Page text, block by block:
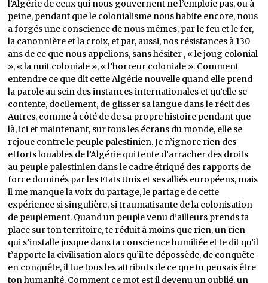
l’Algérie de ceux qui nous gouvernent ne l’emploie pas, ou à
peine, pendant que le colonialisme nous habite encore, nous
a forgés une conscience de nous mêmes, par le feu et le fer,
la canonnière et la croix, et par, aussi, nos résistances à 130
ans de ce que nous appelions, sans hésiter , « le joug colonial
», « la nuit coloniale », « l’horreur coloniale ». Comment
entendre ce que dit cette Algérie nouvelle quand elle prend
la parole au sein des instances internationales et qu’elle se
contente, docilement, de glisser sa langue dans le récit des
Autres, comme à côté de de sa propre histoire pendant que
là, ici et maintenant, sur tous les écrans du monde, elle se
rejoue contre le peuple palestinien. Je n’ignore rien des
efforts louables de l’Algérie qui tente d’arracher des droits
au peuple palestinien dans le cadre étriqué des rapports de
force dominés par les Etats Unis et ses alliés européens, mais
il me manque la voix du partage, le partage de cette
expérience si singulière, si traumatisante de la colonisation
de peuplement. Quand un peuple venu d’ailleurs prends ta
place sur ton territoire, te réduit à moins que rien, un rien
qui s’installe jusque dans ta conscience humiliée et te dit qu’il
t’apporte la civilisation alors qu’il te dépossède, de conquête
en conquête, il tue tous les attributs de ce que tu pensais être
ton humanité. Comment ce mot est il devenu un oublié, un